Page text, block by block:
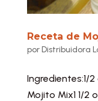
Receta de
porDistribuidora
Ingredientes:1/
Mojito Mix1 1/2